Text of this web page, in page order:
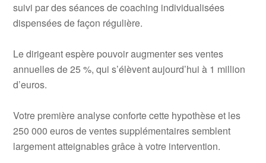
suivi par des séances de coaching individualisées
dispensées de façon régulière.
Le dirigeant espère pouvoir augmenter ses ventes
annuelles de 25 %, qui s’élèvent aujourd’hui à 1 million
d’euros.
Votre première analyse conforte cette hypothèse et les
250 000 euros de ventes supplémentaires semblent
largement atteignables grâce à votre intervention.